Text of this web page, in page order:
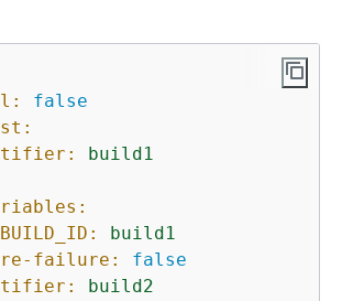
false
build1
BUILD_ID:
build1
failure:
false
build2